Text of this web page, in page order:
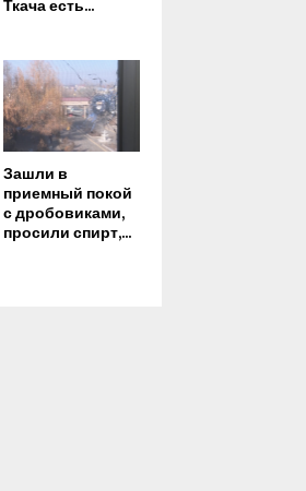
Ткача есть...
Зашли в
приемный покой
с дробовиками,
просили спирт,...